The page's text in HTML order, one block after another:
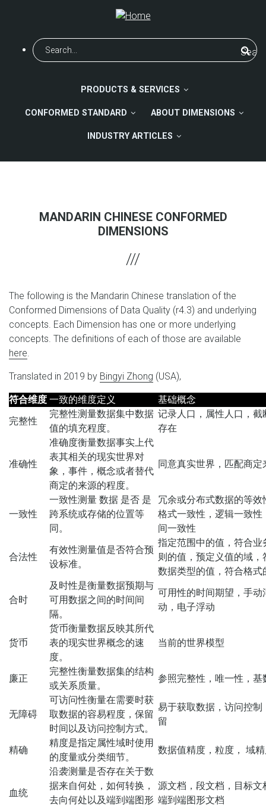
content
Search
PRODUCTS & SERVICES
CONFORMED STANDARD ABOUT DIMENSIONS
INDUSTRY ARTICLES
MANDARIN CHINESE CONFORMED
DIMENSIONS
The following is the Mandarin Chinese translation of the
Conformed Dimensions of Data Quality (r4.3) and underlying
concepts. Each Dimension has one or more underlying
concepts. The definitions of each of those are available
here.
Translated in 2019 by Bingyi Zhong (USA),
符合维度 一致的维度定义
基础概念
完整性
完整性测量数据集中数据
值的填充程度。
记录人口，属性人口，截
存在
准确性
准确度衡量数据事实上代
表其相关的现实世界对
象，事件，概念或者替代
商定的来源的程度。
同意真实世界，匹配商定
一致性
一致性测量 数据 是否 是
跨系统或存储的位置等
同。
冗余或分布式数据的等效
格式一致性，逻辑一致性
间一致性
合法性
有效性测量值是否符合预
设标准。
指定范围中的值，符合业
则的值，预定义值的域，
数据类型的值，符合格式
合时
及时性是衡量数据预期与
可用数据之间的时间间
隔。
可用性的时间期望，手动
动，电子浮动
货币
货币衡量数据反映其所代
表的现实世界概念的速
度。
当前的世界模型
廉正
完整性衡量数据集的结构
或关系质量。
参照完整性，唯一性，基
无障碍
可访问性衡量在需要时获
取数据的容易程度，保留
时间以及访问控制方式。
易于获取数据，访问控制
留
精确
精度是指定属性域时使用
的度量或分类细节。
数据值精度，粒度， 域
血统
沿袭测量是否存在关于数
据来自何处，如何转换，
去向何处以及端到端图形
源文档，段文档，目标文
端到端图形文档